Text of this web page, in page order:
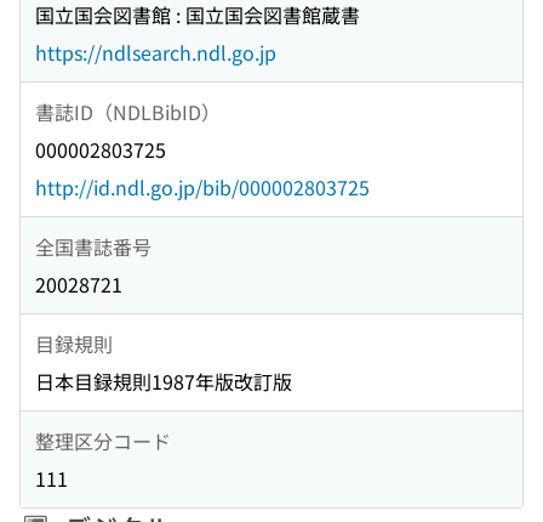
国立国会図書館 : 国立国会図書館蔵書
https://ndlsearch.ndl.go.jp
書誌ID（NDLBibID）
000002803725
http://id.ndl.go.jp/bib/000002803725
全国書誌番号
20028721
目録規則
日本目録規則1987年版改訂版
整理区分コード
111